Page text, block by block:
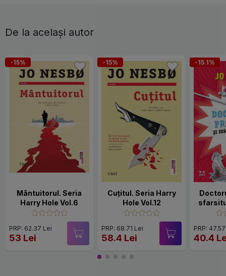
De la același autor
-15%
Mântuitorul. Seria
Harry Hole Vol.6
PRP: 62.37 Lei
53 Lei
-15%
Cuțitul. Seria Harry
Hole Vol.12
PRP: 68.71 Lei
58.4 Lei
-15.1%
PRP:
40.4